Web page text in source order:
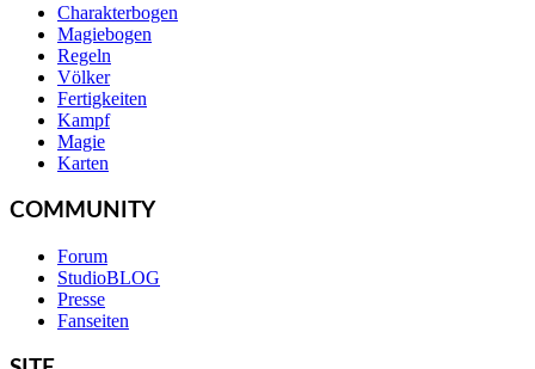
Charakterbogen
Magiebogen
Regeln
Völker
Fertigkeiten
Kampf
Magie
Karten
COMMUNITY
Forum
StudioBLOG
Presse
Fanseiten